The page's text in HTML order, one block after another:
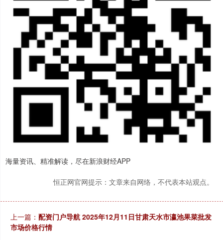
海量资讯、精准解读，尽在新浪财经APP
恒正网官网提示：文章来自网络，不代表本站观点。
上一篇： 配资门户导航 2025年12月11日甘肃天水市瀛池果菜批发
市场价格行情